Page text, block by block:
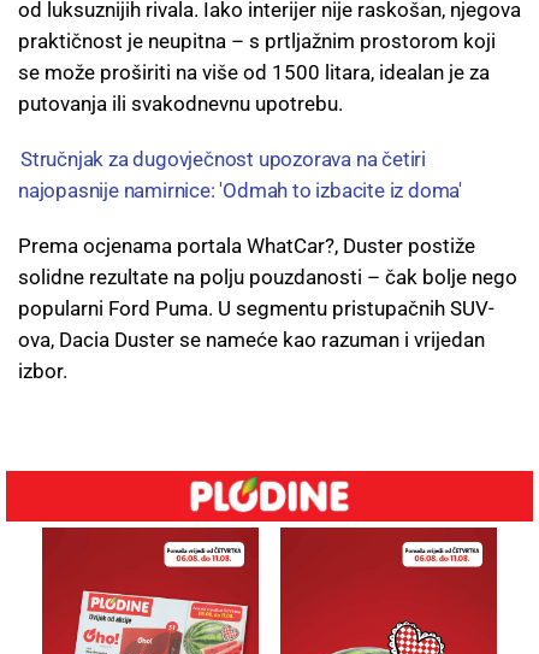
od luksuznijih rivala. Iako interijer nije raskošan, njegova
praktičnost je neupitna – s prtljažnim prostorom koji
se može proširiti na više od 1500 litara, idealan je za
putovanja ili svakodnevnu upotrebu.
Stručnjak za dugovječnost upozorava na četiri
najopasnije namirnice: 'Odmah to izbacite iz doma'
Prema ocjenama portala WhatCar?, Duster postiže
solidne rezultate na polju pouzdanosti – čak bolje nego
popularni Ford Puma. U segmentu pristupačnih SUV-
ova, Dacia Duster se nameće kao razuman i vrijedan
izbor.